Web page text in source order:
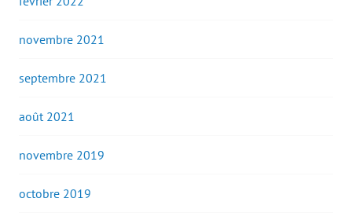
novembre 2021
septembre 2021
août 2021
novembre 2019
octobre 2019